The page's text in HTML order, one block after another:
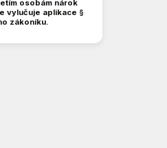
osobám nárok
vylučuje aplikace §
zákoníku.